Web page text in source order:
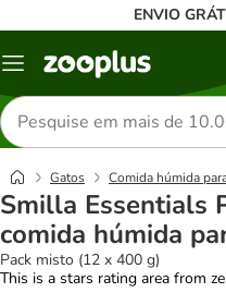
ENVIO
Menu
Pesquisar
produtos
Gatos Comida húmida
Smilla Essentials
comida húmida
Pack misto (12 x 400 g)
This is a stars rating area from